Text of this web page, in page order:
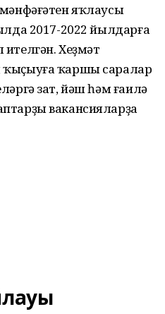
яҡлаусы
2017-2022 йылдарға
Хеҙмәт
ҡыҫыуға ҡаршы саралар
зат, йәш һәм ғаилә
вакансияларҙа